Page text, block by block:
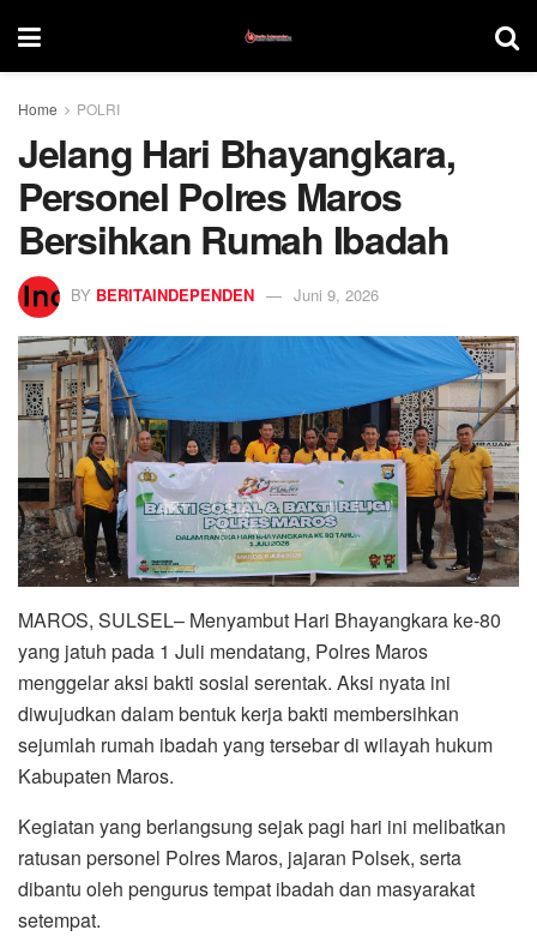
Home POLRI
Jelang Hari Bhayangkara,
Personel Polres Maros
Bersihkan Rumah Ibadah
BY BERITAINDEPENDEN Juni 9, 2026
​MAROS, SULSEL– Menyambut Hari Bhayangkara ke-80
yang jatuh pada 1 Juli mendatang, Polres Maros
menggelar aksi bakti sosial serentak. Aksi nyata ini
diwujudkan dalam bentuk kerja bakti membersihkan
sejumlah rumah ibadah yang tersebar di wilayah hukum
Kabupaten Maros.
​Kegiatan yang berlangsung sejak pagi hari ini melibatkan
ratusan personel Polres Maros, jajaran Polsek, serta
dibantu oleh pengurus tempat ibadah dan masyarakat
setempat.